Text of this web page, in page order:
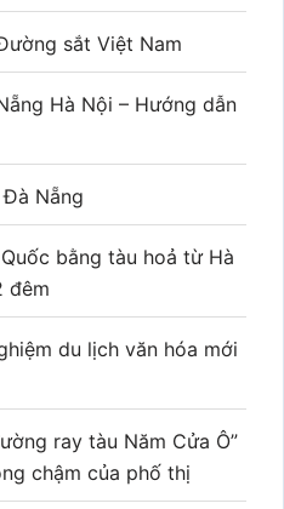
sắt Việt Nam
Hà Nội – Hướng dẫn
Đà Nẵng
bằng tàu hoả từ Hà
đêm
du lịch văn hóa mới
ray tàu Năm Cửa Ô”
chậm của phố thị